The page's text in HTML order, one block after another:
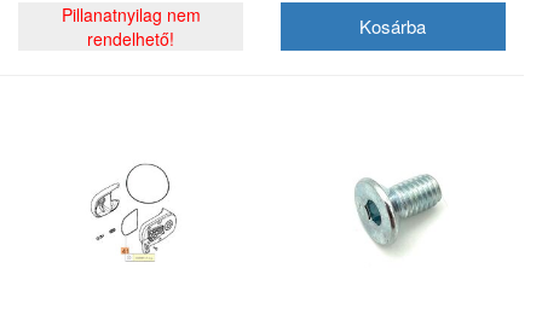
Pillanatnyilag nem
rendelhető!